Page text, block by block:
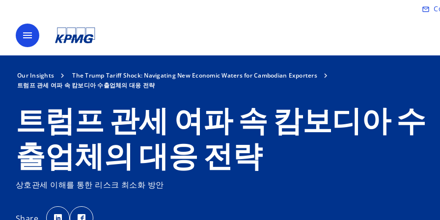
mail_outline
menu
Our Insights
The Trump Tariff Shock: Navigating New Economic Waters for Cambodian Exporters
트럼프 관세 여파 속 캄보디아 수출업체의 대응 전략
트럼프 관세 여파 속 캄보디아 수
출업체의 대응 전략
상호관세 이해를 통한 리스크 최소화 방안
o
p p